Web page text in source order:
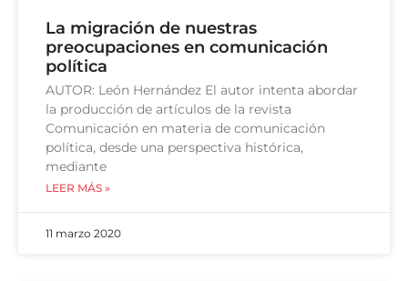
La migración de nuestras
preocupaciones en comunicación
política
AUTOR: León Hernández El autor intenta abordar
la producción de artículos de la revista
Comunicación en materia de comunicación
política, desde una perspectiva histórica,
mediante
LEER MÁS »
11 marzo 2020